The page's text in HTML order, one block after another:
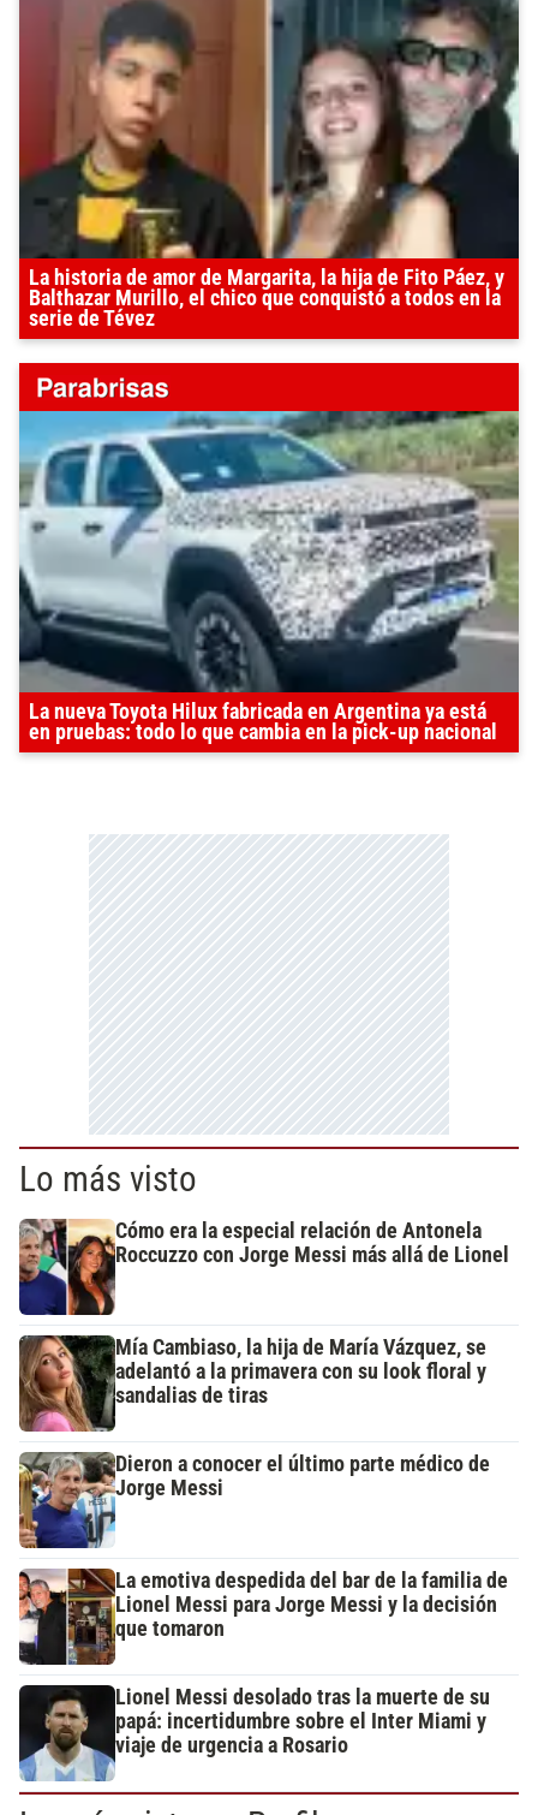
La historia de amor de Margarita, la hija de Fito Páez, y
Balthazar Murillo, el chico que conquistó a todos en la
serie de Tévez
La nueva Toyota Hilux fabricada en Argentina ya está
en pruebas: todo lo que cambia en la pick-up nacional
Lo más visto
Cómo era la especial relación de Antonela
Roccuzzo con Jorge Messi más allá de Lionel
Mía Cambiaso, la hija de María Vázquez, se
adelantó a la primavera con su look floral y
sandalias de tiras
Dieron a conocer el último parte médico de
Jorge Messi
La emotiva despedida del bar de la familia de
Lionel Messi para Jorge Messi y la decisión
que tomaron
Lionel Messi desolado tras la muerte de su
papá: incertidumbre sobre el Inter Miami y
viaje de urgencia a Rosario